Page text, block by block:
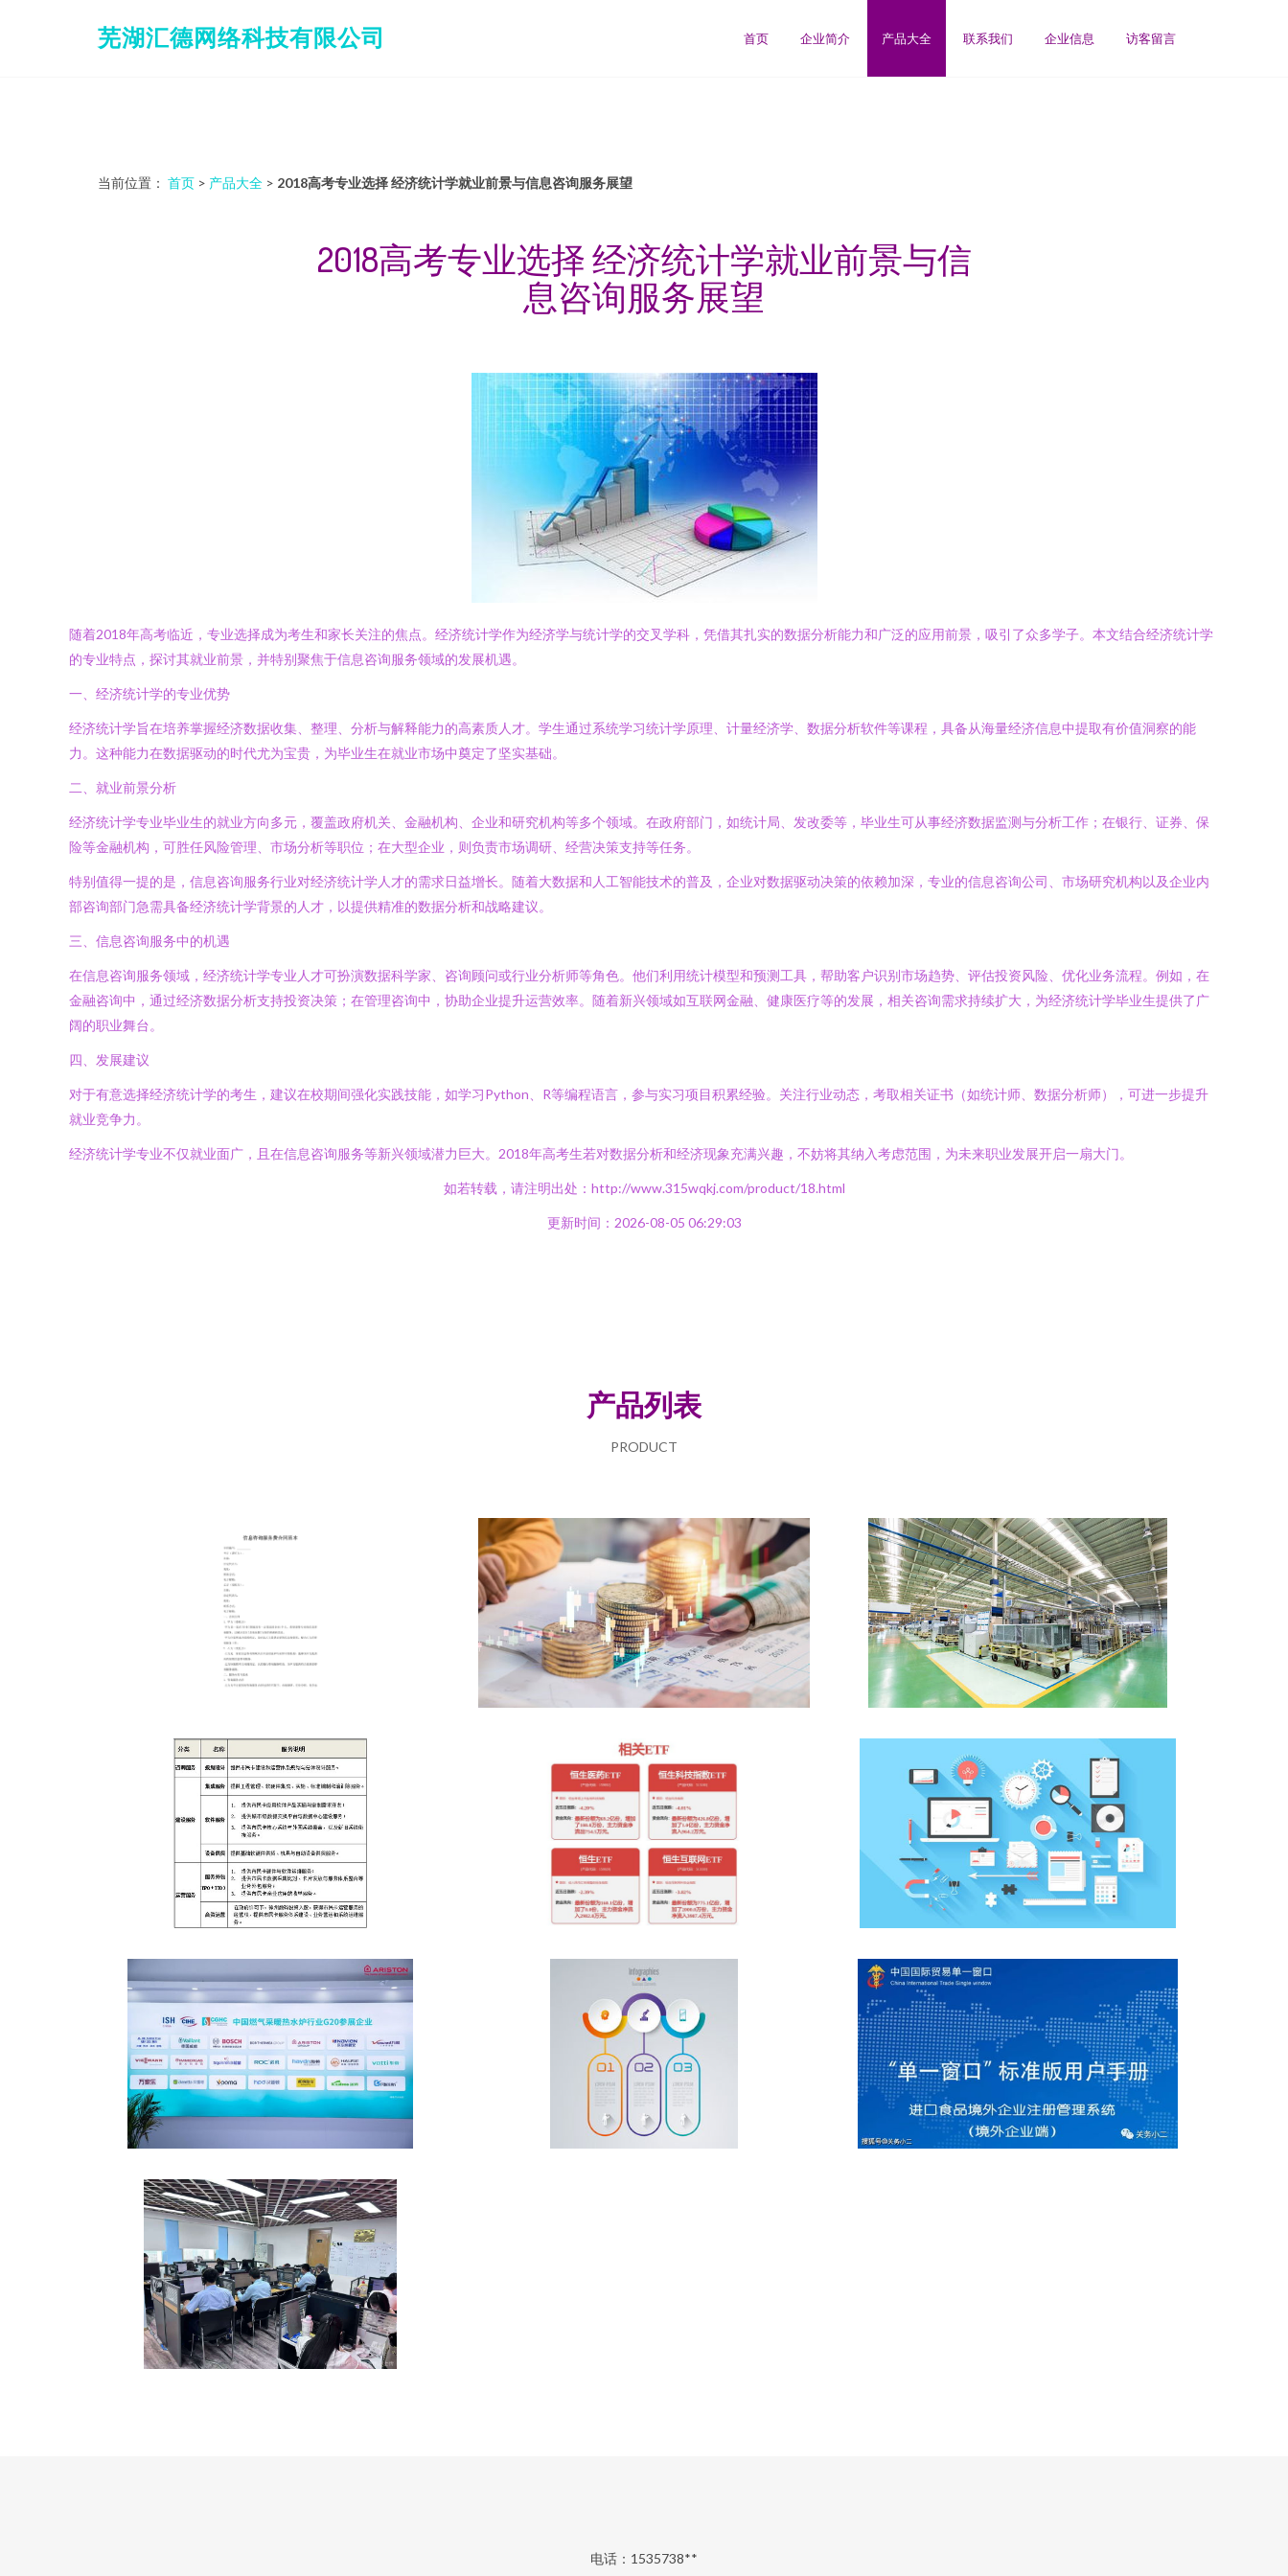
芜湖汇德网络科技有限公司 首页 企业简介 产品大全 联系我们 企业信息 访客留言
当前位置： 首页 > 产品大全 > 2018高考专业选择 经济统计学就业前景与信息咨询服务展望
2018高考专业选择 经济统计学就业前景与信
息咨询服务展望
随着2018年高考临近，专业选择成为考生和家长关注的焦点。经济统计学作为经济学与统计学的交叉学科，凭借其扎实的数据分析能力和广泛的应用前景，吸引了众多学子。本文结合经济统计学
的专业特点，探讨其就业前景，并特别聚焦于信息咨询服务领域的发展机遇。
一、经济统计学的专业优势
经济统计学旨在培养掌握经济数据收集、整理、分析与解释能力的高素质人才。学生通过系统学习统计学原理、计量经济学、数据分析软件等课程，具备从海量经济信息中提取有价值洞察的能
力。这种能力在数据驱动的时代尤为宝贵，为毕业生在就业市场中奠定了坚实基础。
二、就业前景分析
经济统计学专业毕业生的就业方向多元，覆盖政府机关、金融机构、企业和研究机构等多个领域。在政府部门，如统计局、发改委等，毕业生可从事经济数据监测与分析工作；在银行、证券、保
险等金融机构，可胜任风险管理、市场分析等职位；在大型企业，则负责市场调研、经营决策支持等任务。
特别值得一提的是，信息咨询服务行业对经济统计学人才的需求日益增长。随着大数据和人工智能技术的普及，企业对数据驱动决策的依赖加深，专业的信息咨询公司、市场研究机构以及企业内
部咨询部门急需具备经济统计学背景的人才，以提供精准的数据分析和战略建议。
三、信息咨询服务中的机遇
在信息咨询服务领域，经济统计学专业人才可扮演数据科学家、咨询顾问或行业分析师等角色。他们利用统计模型和预测工具，帮助客户识别市场趋势、评估投资风险、优化业务流程。例如，在
金融咨询中，通过经济数据分析支持投资决策；在管理咨询中，协助企业提升运营效率。随着新兴领域如互联网金融、健康医疗等的发展，相关咨询需求持续扩大，为经济统计学毕业生提供了广
阔的职业舞台。
四、发展建议
对于有意选择经济统计学的考生，建议在校期间强化实践技能，如学习Python、R等编程语言，参与实习项目积累经验。关注行业动态，考取相关证书（如统计师、数据分析师），可进一步提升
就业竞争力。
经济统计学专业不仅就业面广，且在信息咨询服务等新兴领域潜力巨大。2018年高考生若对数据分析和经济现象充满兴趣，不妨将其纳入考虑范围，为未来职业发展开启一扇大门。
如若转载，请注明出处：http://www.315wqkj.com/product/18.html
更新时间：2026-08-05 06:29:03
产品列表
PRODUCT
电话：1535738**